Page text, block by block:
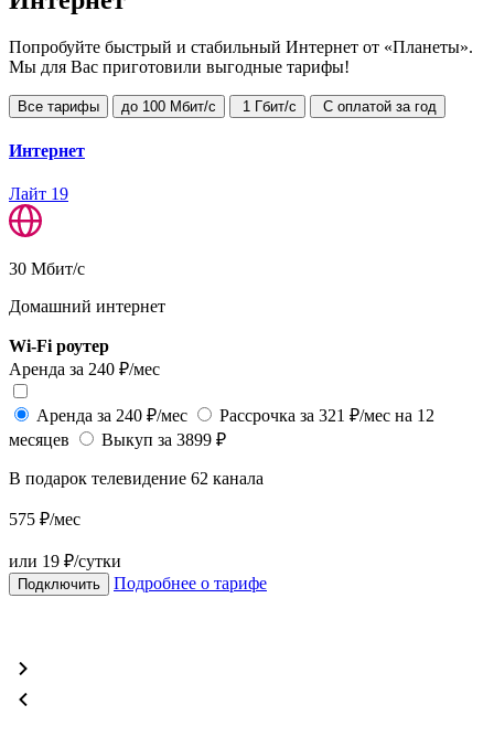
Попробуйте быстрый и стабильный Интернет от «Планеты».
Мы для Вас приготовили выгодные тарифы!
Все тарифы до 100 Мбит/с 1 Гбит/с С оплатой за год
Интернет
Лайт 19
30 Мбит/с
Домашний интернет
Wi-Fi роутер
Аренда за 240 ₽/мес
Аренда за 240 ₽/мес
Рассрочка за 321 ₽/мес на 12
месяцев
Выкуп за 3899 ₽
В подарок телевидение 62 канала
575 ₽/мес
или 19 ₽/сутки
Подключить Подробнее о тарифе